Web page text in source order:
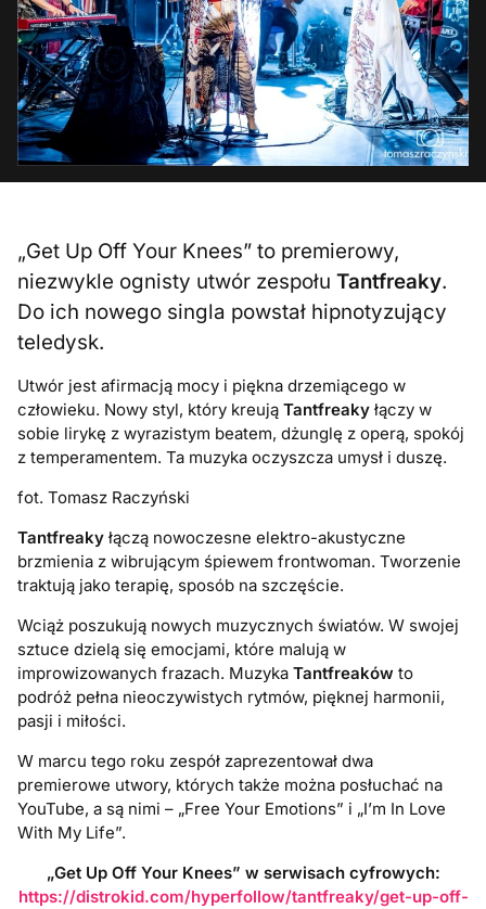
„Get Up Off Your Knees” to premierowy,
niezwykle ognisty utwór zespołuTantfreaky.
Do ich nowego singla powstał hipnotyzujący
teledysk.
Utwór jest afirmacją mocy i piękna drzemiącego w
człowieku. Nowy styl, który kreująTantfreaky łączy w
sobie lirykę z wyrazistym beatem, dżunglę z operą, spokój
z temperamentem. Ta muzyka oczyszcza umysł i duszę.
fot. Tomasz Raczyński
Tantfreaky łączą nowoczesne elektro-akustyczne
brzmienia z wibrującym śpiewem frontwoman. Tworzenie
traktują jako terapię, sposób na szczęście.
Wciąż poszukują nowych muzycznych światów. W swojej
sztuce dzielą się emocjami, które malują w
improwizowanych frazach. MuzykaTantfreaków to
podróż pełna nieoczywistych rytmów, pięknej harmonii,
pasji i miłości.
W marcu tego roku zespół zaprezentował dwa
premierowe utwory, których także można posłuchać na
YouTube, a są nimi – „Free Your Emotions” i „I’m In Love
With My Life”.
„Get Up Off Your Knees” w serwisach cyfrowych:
https://distrokid.com/hyperfollow/tantfreaky/get-up-off-